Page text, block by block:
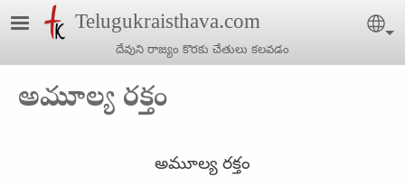
Skip to main contentTelugukraisthava.com
దేవుని రాజ్యం కొరకు చేతులు కలవడం
అమూల్య రక్తం
అమూల్య రక్తం